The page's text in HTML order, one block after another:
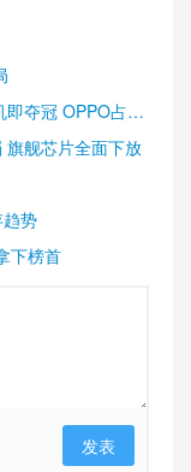
夺冠 OPPO占据
旗舰芯片全面下放
势
下榜首
发表